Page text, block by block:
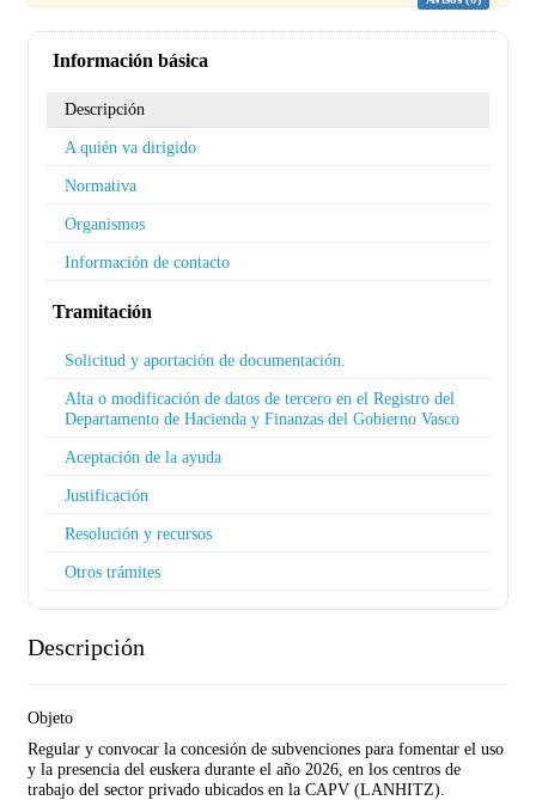
Información básica
Descripción
A quién va dirigido
Normativa
Organismos
Información de contacto
Tramitación
Solicitud y aportación de documentación.
Alta o modificación de datos de tercero en el Registro del
Departamento de Hacienda y Finanzas del Gobierno Vasco
Aceptación de la ayuda
Justificación
Resolución y recursos
Otros trámites
Descripción
Objeto
Regular y convocar la concesión de subvenciones para fomentar el uso
y la presencia del euskera durante el año 2026, en los centros de
trabajo del sector privado ubicados en la CAPV (LANHITZ).